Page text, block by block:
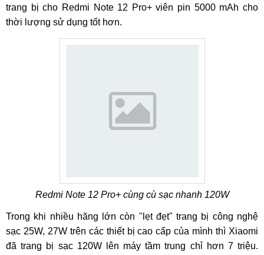
trang bị cho Redmi Note 12 Pro+ viên pin 5000 mAh cho
thời lượng sử dụng tốt hơn.
Redmi Note 12 Pro+ cùng cù sạc nhanh 120W
Trong khi nhiều hãng lớn còn "lẹt đẹt" trang bị công nghệ
sạc 25W, 27W trên các thiết bị cao cấp của mình thì Xiaomi
đã trang bị sạc 120W lên máy tầm trung chỉ hơn 7 triệu.